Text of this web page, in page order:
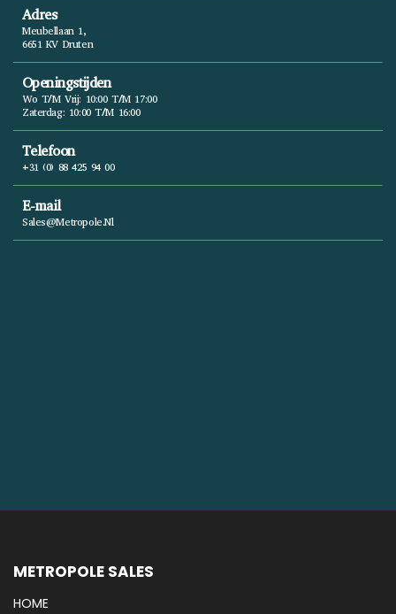
Adres
Meubellaan 1,
6651 KV Druten
Openingstijden
Wo T/m Vrij: 10:00 T/m 17:00
Zaterdag: 10:00 T/m 16:00
Telefoon
+31 (0) 88 425 94 00
E-mail
Sales@metropole.nl
METROPOLE SALES
HOME